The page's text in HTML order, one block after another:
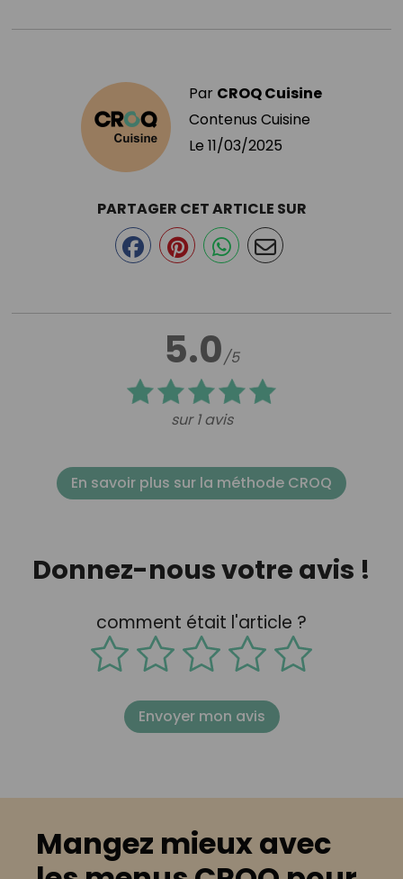
Par CROQ Cuisine
Contenus Cuisine
Le 11/03/2025
5.0/5
sur 1 avis
PARTAGER CET ARTICLE SUR
En savoir plus sur la méthode CROQ
Donnez-nous votre avis !
comment était l'article ?
Envoyer mon avis
Mangez mieux avec